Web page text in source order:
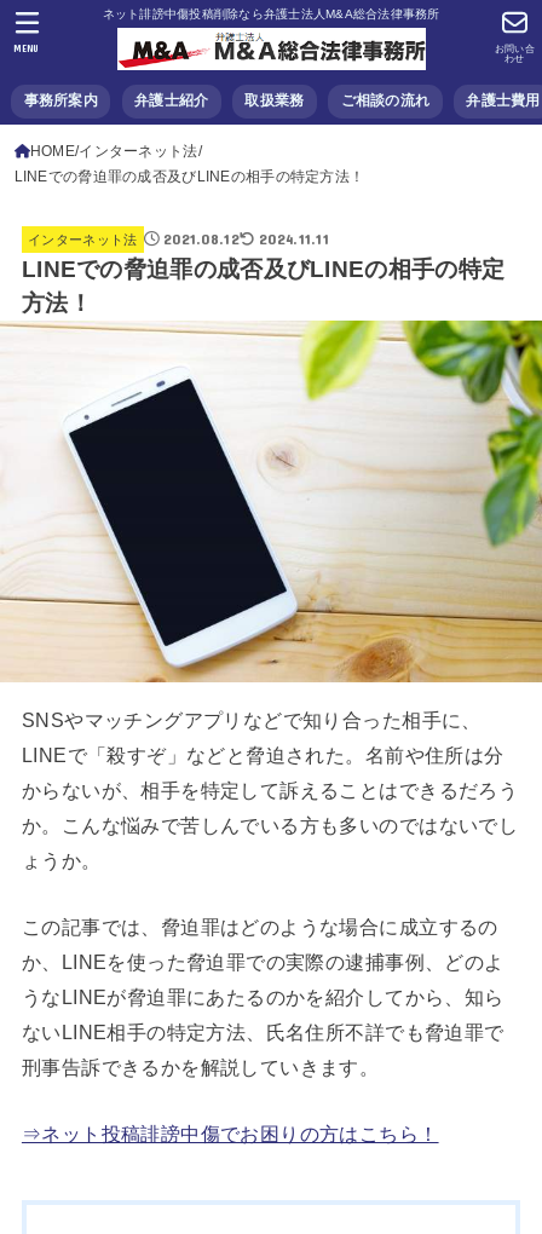
ネット誹謗中傷投稿削除なら弁護士法人M&A総合法律事務所
事務所案内 弁護士紹介 取扱業務 ご相談の流れ 弁護士費用
お問い合
わせ
MENU
HOME インターネット法
LINEでの脅迫罪の成否及びLINEの相手の特定方法！
インターネット法 2021.08.12 2024.11.11
LINEでの脅迫罪の成否及びLINEの相手の特定
方法！
SNSやマッチングアプリなどで知り合った相手に、
LINEで「殺すぞ」などと脅迫された。名前や住所は分
からないが、相手を特定して訴えることはできるだろう
か。こんな悩みで苦しんでいる方も多いのではないでし
ょうか。
この記事では、脅迫罪はどのような場合に成立するの
か、LINEを使った脅迫罪での実際の逮捕事例、どのよ
うなLINEが脅迫罪にあたるのかを紹介してから、知ら
ないLINE相手の特定方法、氏名住所不詳でも脅迫罪で
刑事告訴できるかを解説していきます。
⇒ネット投稿誹謗中傷でお困りの方はこちら！